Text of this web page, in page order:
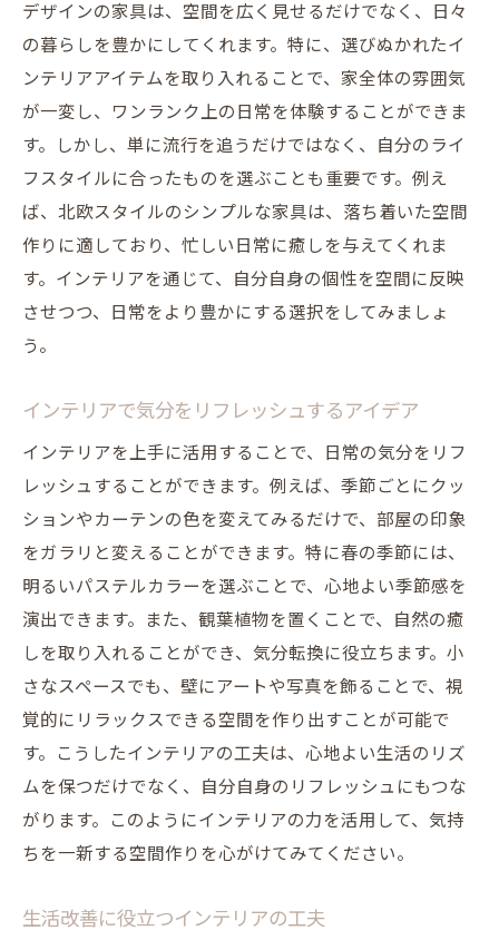
デザインの家具は、空間を広く見せるだけでなく、日々
の暮らしを豊かにしてくれます。特に、選びぬかれたイ
ンテリアアイテムを取り入れることで、家全体の雰囲気
が一変し、ワンランク上の日常を体験することができま
す。しかし、単に流行を追うだけではなく、自分のライ
フスタイルに合ったものを選ぶことも重要です。例え
ば、北欧スタイルのシンプルな家具は、落ち着いた空間
作りに適しており、忙しい日常に癒しを与えてくれま
す。インテリアを通じて、自分自身の個性を空間に反映
させつつ、日常をより豊かにする選択をしてみましょ
う。
インテリアで気分をリフレッシュするアイデア
インテリアを上手に活用することで、日常の気分をリフ
レッシュすることができます。例えば、季節ごとにクッ
ションやカーテンの色を変えてみるだけで、部屋の印象
をガラリと変えることができます。特に春の季節には、
明るいパステルカラーを選ぶことで、心地よい季節感を
演出できます。また、観葉植物を置くことで、自然の癒
しを取り入れることができ、気分転換に役立ちます。小
さなスペースでも、壁にアートや写真を飾ることで、視
覚的にリラックスできる空間を作り出すことが可能で
す。こうしたインテリアの工夫は、心地よい生活のリズ
ムを保つだけでなく、自分自身のリフレッシュにもつな
がります。このようにインテリアの力を活用して、気持
ちを一新する空間作りを心がけてみてください。
生活改善に役立つインテリアの工夫